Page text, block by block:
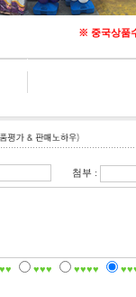
※ 중국상품
첨부 :
♥♥ ♥♥♥ ♥♥♥♥